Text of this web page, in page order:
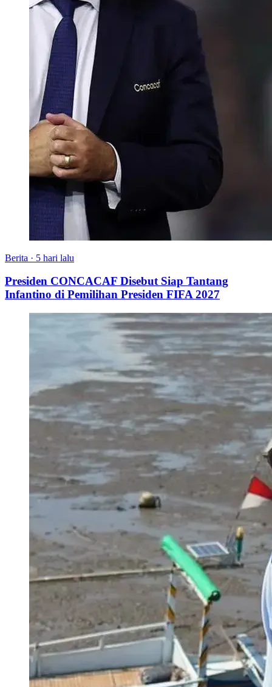
Berita · 5 hari lalu
Presiden CONCACAF Disebut Siap Tantang
Infantino di Pemilihan Presiden FIFA 2027